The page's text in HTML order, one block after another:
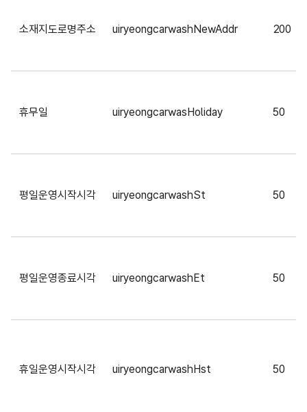
소재지도로명주소 uiryeongcarwashNewAddr 200
휴무일 uiryeongcarwasHoliday 50
평일운영시작시각 uiryeongcarwashSt 50
평일운영종료시각 uiryeongcarwashEt 50
휴일운영시작시각 uiryeongcarwashHst 50